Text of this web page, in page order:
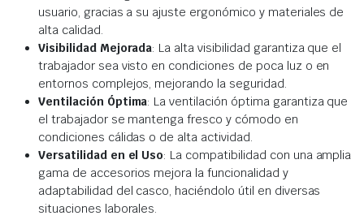
usuario, gracias a su ajuste ergonómico y materiales de
alta calidad.
Visibilidad Mejorada: La alta visibilidad garantiza que el
trabajador sea visto en condiciones de poca luz o en
entornos complejos, mejorando la seguridad.
Ventilación Óptima: La ventilación óptima garantiza que
el trabajador se mantenga fresco y cómodo en
condiciones cálidas o de alta actividad.
Versatilidad en el Uso: La compatibilidad con una amplia
gama de accesorios mejora la funcionalidad y
adaptabilidad del casco, haciéndolo útil en diversas
situaciones laborales.